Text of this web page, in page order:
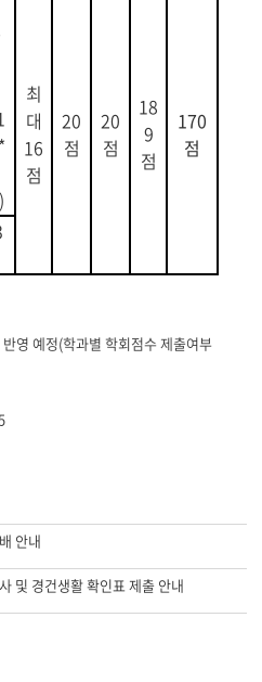
*
)
최
대
16
점
20
점
20
점
18
9
점
170
점
영 예정(학과별 학회점수 제출여부
안내
및 경건생활 확인표 제출 안내